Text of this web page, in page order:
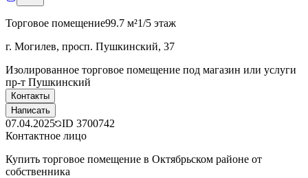
Торговое помещение99.7 м²1/5 этаж
г. Могилев, просп. Пушкинский, 37
Изолированное торговое помещение под магазин или услуги
пр-т Пушкинский
Контакты
Написать
07.04.2025 ID 3700742
Контактное лицо
Купить торговое помещение в Октябрьском районе от
собственника